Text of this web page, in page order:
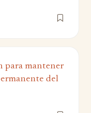
para mantener
del